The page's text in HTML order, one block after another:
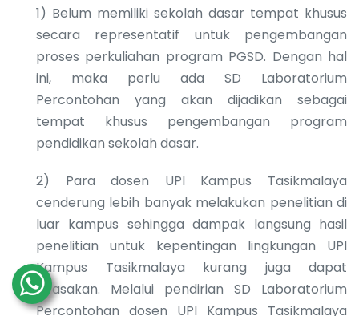
1) Belum memiliki sekolah dasar tempat khusus
secara representatif untuk pengembangan
proses perkuliahan program PGSD. Dengan hal
ini, maka perlu ada SD Laboratorium
Percontohan yang akan dijadikan sebagai
tempat khusus pengembangan program
pendidikan sekolah dasar.
2) Para dosen UPI Kampus Tasikmalaya
cenderung lebih banyak melakukan penelitian di
luar kampus sehingga dampak langsung hasil
penelitian untuk kepentingan lingkungan UPI
Kampus Tasikmalaya kurang juga dapat
dirasakan. Melalui pendirian SD Laboratorium
Percontohan dosen UPI Kampus Tasikmalaya